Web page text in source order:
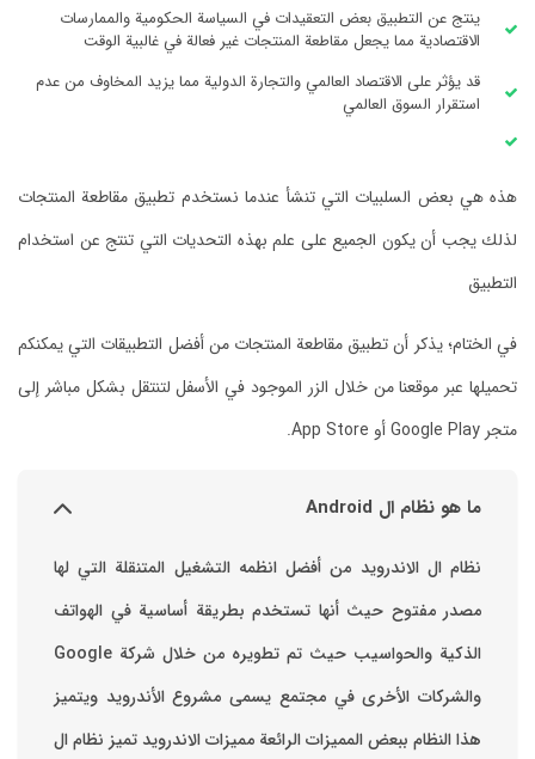
‏ينتج عن التطبيق بعض التعقيدات في السياسة الحكومية والممارسات
الاقتصادية مما يجعل مقاطعة المنتجات غير فعالة في غالبية الوقت
قد ‏يؤثر على الاقتصاد العالمي والتجارة الدولية مما يزيد المخاوف من عدم
استقرار السوق العالمي
‏هذه هي بعض السلبيات التي تنشأ عندما نستخدم تطبيق مقاطعة المنتجات
لذلك يجب أن يكون الجميع على علم بهذه التحديات التي تنتج عن استخدام
التطبيق
‏في الختام؛ يذكر أن تطبيق مقاطعة المنتجات من أفضل التطبيقات التي يمكنكم
تحميلها عبر موقعنا من خلال الزر الموجود في الأسفل لتنتقل بشكل مباشر إلى
متجر Google Play أو App Store.
ما هو نظام ال Android
نظام ال الاندرويد من أفضل انظمه التشغيل المتنقلة التي لها
مصدر مفتوح حيث أنها تستخدم بطريقة أساسية في الهواتف
والشركات الأخرى في مجتمع يسمى مشروع الأندرويد ويتميز
هذا النظام ببعض المميزات الرائعة ‏مميزات الاندرويد ‏تميز نظام ال